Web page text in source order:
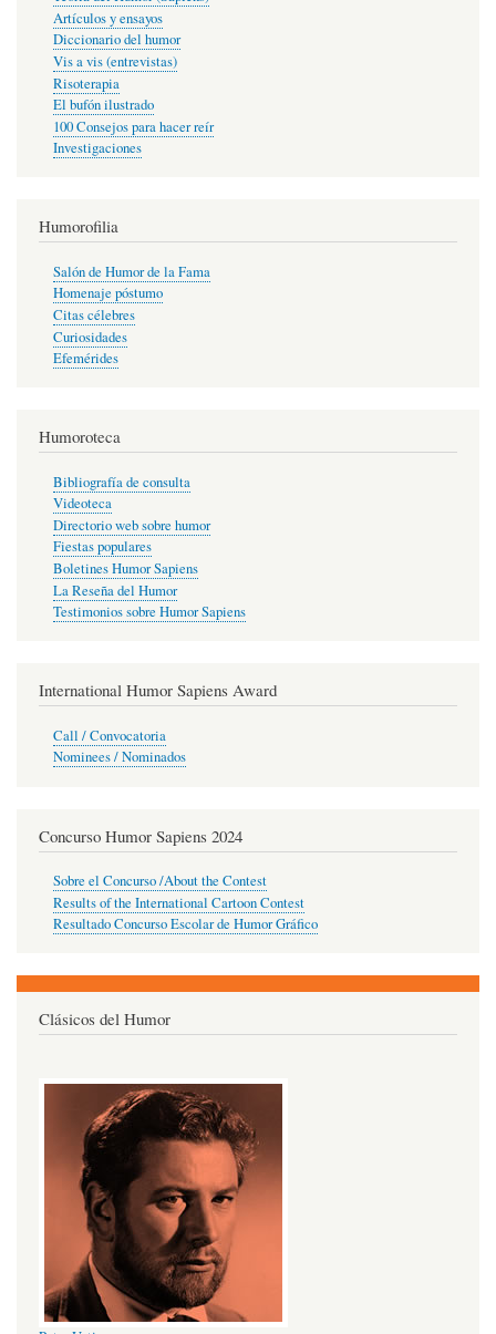
Artículos y ensayos
Diccionario del humor
Vis a vis (entrevistas)
Risoterapia
El bufón ilustrado
100 Consejos para hacer reír
Investigaciones
Humorofilia
Salón de Humor de la Fama
Homenaje póstumo
Citas célebres
Curiosidades
Efemérides
Humoroteca
Bibliografía de consulta
Videoteca
Directorio web sobre humor
Fiestas populares
Boletines Humor Sapiens
La Reseña del Humor
Testimonios sobre Humor Sapiens
International Humor Sapiens Award
Call / Convocatoria
Nominees / Nominados
Concurso Humor Sapiens 2024
Sobre el Concurso /About the Contest
Results of the International Cartoon Contest
Resultado Concurso Escolar de Humor Gráfico
Clásicos del Humor